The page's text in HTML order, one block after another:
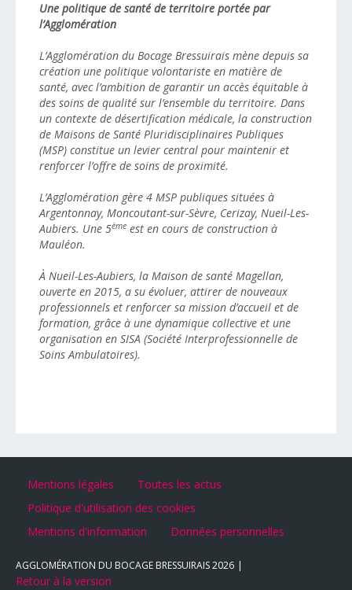
Une politique de santé de territoire portée par
l’Agglomération
L’Agglomération du Bocage Bressuirais mène depuis sa
création une politique volontariste en matière de
santé, avec l’ambition de garantir un accès équitable à
des soins de qualité sur l’ensemble du territoire. Dans
un contexte de désertification médicale, la construction
de Maisons de Santé Pluridisciplinaires Publiques
(MSP) constitue un levier central pour maintenir et
renforcer l’offre de soins de proximité.
L’Agglomération gère 4 MSP publiques situées à
Argentonnay, Moncoutant-sur-Sèvre, Cerizay, Nueil-Les-
Aubiers. Une 5ème est en cours de construction à
Mauléon.
À Nueil-Les-Aubiers, la Maison de santé Magellan,
ouverte en 2015, a su évoluer, attirer de nouveaux
professionnels et renforcer sa mission d’accueil et de
formation, grâce à une dynamique collective et une
organisation en SISA (Société Interprofessionnelle de
Soins Ambulatoires).
Mentions légales
Toutes les actus
Politique d'utilisation des cookies
Mentions d'information
Données personnelles
AGGLOMÉRATION DU BOCAGE BRESSUIRAIS2026
Retour à la version